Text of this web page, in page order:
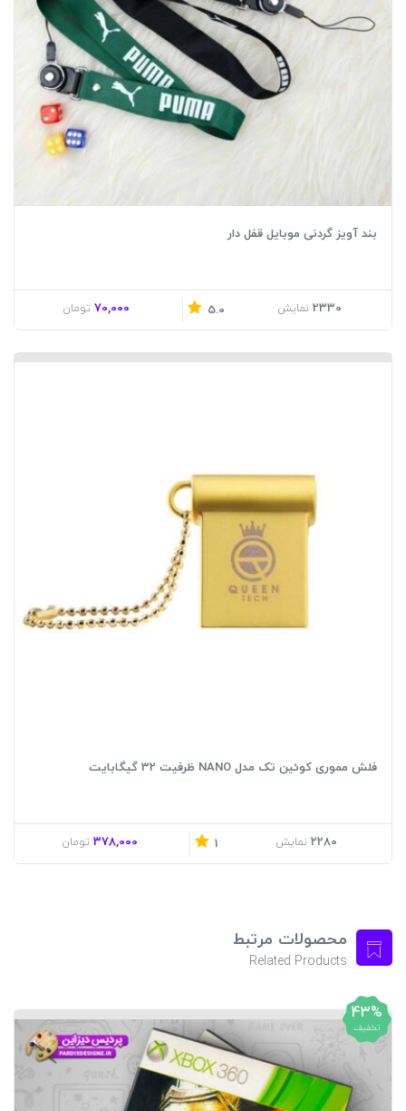
بند آویز گردنی موبایل قفل دار
2330 نمایش 5.0
70,000 تومان
فلش مموری کوئین تک مدل NANO ظرفیت 32 گیگابایت
2280 نمایش 1
378,000 تومان
محصولات مرتبط
Related Products
43%
تخفیف